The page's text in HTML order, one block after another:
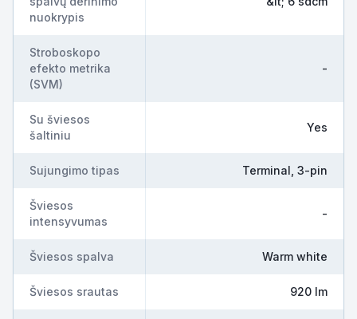
nuokrypis
Stroboskopo
efekto metrika
(SVM)
-
Su šviesos
šaltiniu
Yes
Sujungimo tipas Terminal, 3-pin
Šviesos
intensyvumas
-
Šviesos spalva Warm white
Šviesos srautas 920 lm